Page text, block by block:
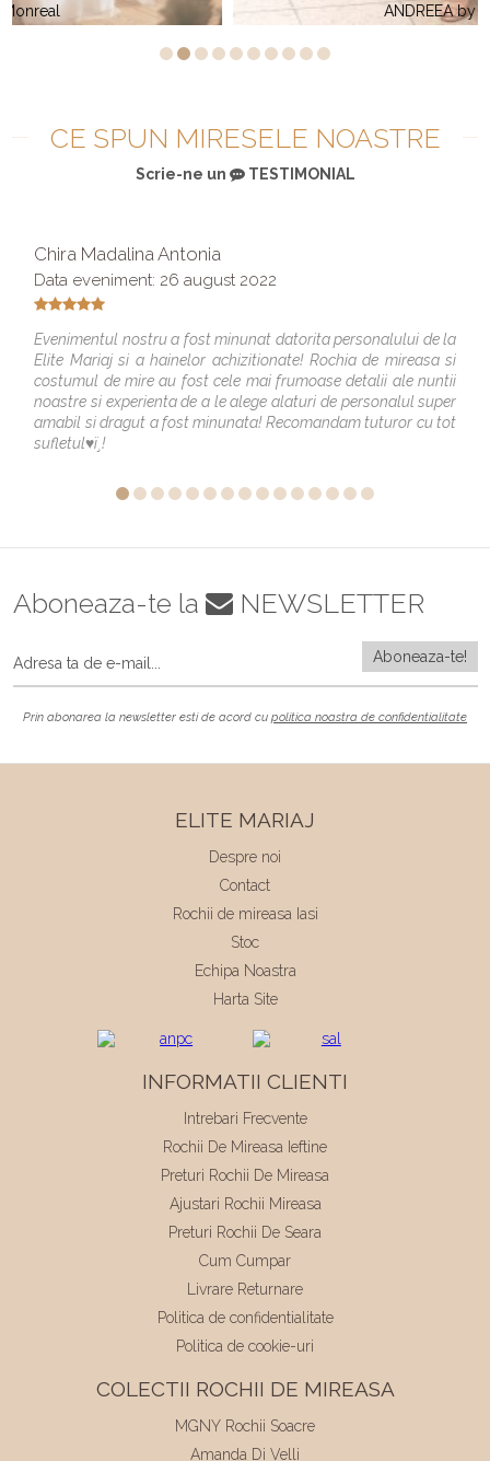
ANDREEA by Monreal
CE SPUN MIRESELE NOASTRE
Scrie-ne un TESTIMONIAL
Chira Madalina Antonia
Data eveniment: 26 august 2022
Evenimentul nostru a fost minunat datorita personalului de la
Elite Mariaj si a hainelor achizitionate! Rochia de mireasa si
costumul de mire au fost cele mai frumoase detalii ale nuntii
noastre si experienta de a le alege alaturi de personalul super
amabil si dragut a fost minunata! Recomandam tuturor cu tot
sufletul♥ï¸!
Aboneaza-te la NEWSLETTER
Prin abonarea la newsletter esti de acord cu politica noastra de confidentialitate
ELITE MARIAJ
Despre noi
Contact
Rochii de mireasa Iasi
Stoc
Echipa Noastra
Harta Site
INFORMATII CLIENTI
Intrebari Frecvente
Rochii De Mireasa Ieftine
Preturi Rochii De Mireasa
Ajustari Rochii Mireasa
Preturi Rochii De Seara
Cum Cumpar
Livrare Returnare
Politica de confidentialitate
Politica de cookie-uri
COLECTII ROCHII DE MIREASA
MGNY Rochii Soacre
Amanda Di Velli